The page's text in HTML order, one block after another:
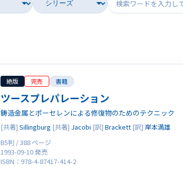
絶版 完売 書籍
ツースプレパレーション
鋳造金属とポーセレンによる修復物のためのテクニック
[共著] Sillingburg [共著] Jacobi [訳] Brackett [訳] 岸本満雄
B5判 / 388 ページ
1993-09-10 発売
ISBN：978-4-87417-414-2